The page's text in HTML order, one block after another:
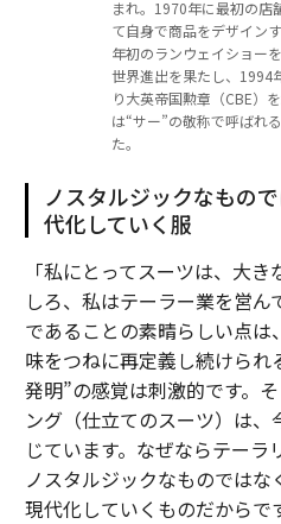
まれ。1970年に最初の店
て自身で商品をデザイン
年初のランウェイショー
世界進出を果たし、1994
り大英帝国勲章（CBE）
は“サー”の敬称で呼ばれ
た。
ノスタルジックなもの
代化していく服
「私にとってスーツは、大
しろ、私はテーラー業を営ん
であることの素晴らしい点は
味をつねに再定義し続けられ
発明”の感覚は刺激的です。
ング（仕立てのスーツ）は
じています。なぜならテーラ
ノスタルジックなものではな
現代化していくものだからで